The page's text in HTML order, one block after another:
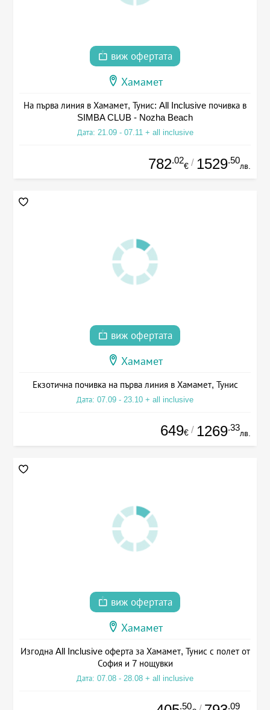
виж офертата
Хамамет
На първа линия в Хамамет, Тунис: All Inclusive почивка в
SIMBA CLUB - Nozha Beach
Дата: 21.09 - 07.11 + all inclusive
782.02
€ / 1529.50
лв.
виж офертата
Хамамет
Екзотична почивка на първа линия в Хамамет, Тунис
Дата: 07.09 - 23.10 + all inclusive
649€ / 1269.33
лв.
виж офертата
Хамамет
Изгодна All Inclusive оферта за Хамамет, Тунис с полет от
София и 7 нощувки
Дата: 07.08 - 28.08 + all inclusive
.50 .09